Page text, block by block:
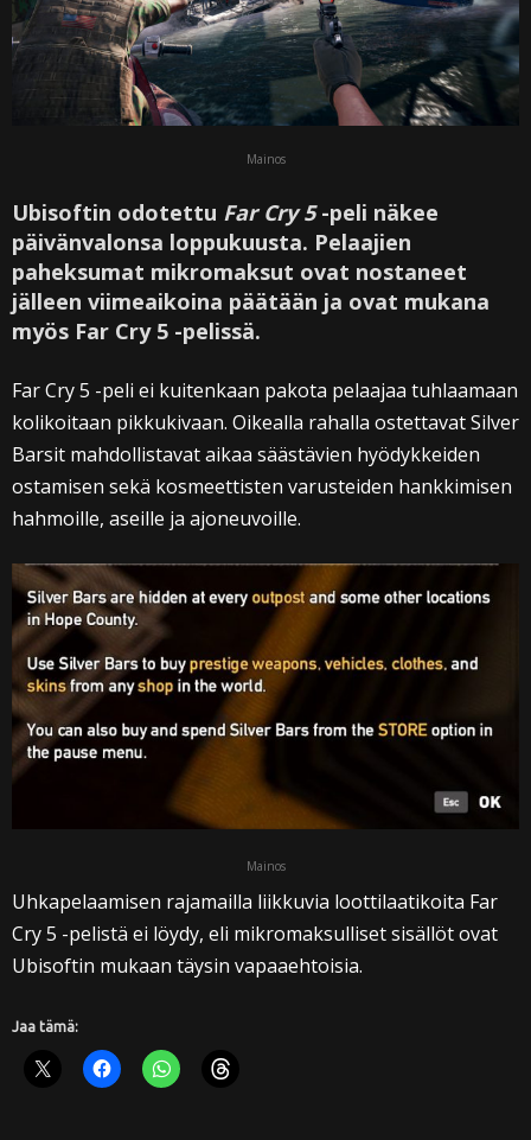
Mainos
Ubisoftin odotettu Far Cry 5-peli näkee
päivänvalonsa loppukuusta. Pelaajien
paheksumat mikromaksut ovat nostaneet
jälleen viimeaikoina päätään ja ovat mukana
myös Far Cry 5 -pelissä.
Far Cry 5 -peli ei kuitenkaan pakota pelaajaa tuhlaamaan
kolikoitaan pikkukivaan. Oikealla rahalla ostettavat Silver
Barsit mahdollistavat aikaa säästävien hyödykkeiden
ostamisen sekä kosmeettisten varusteiden hankkimisen
hahmoille, aseille ja ajoneuvoille.
Mainos
Uhkapelaamisen rajamailla liikkuvia loottilaatikoita Far
Cry 5 -pelistä ei löydy, eli mikromaksulliset sisällöt ovat
Ubisoftin mukaan täysin vapaaehtoisia.
Jaa tämä: